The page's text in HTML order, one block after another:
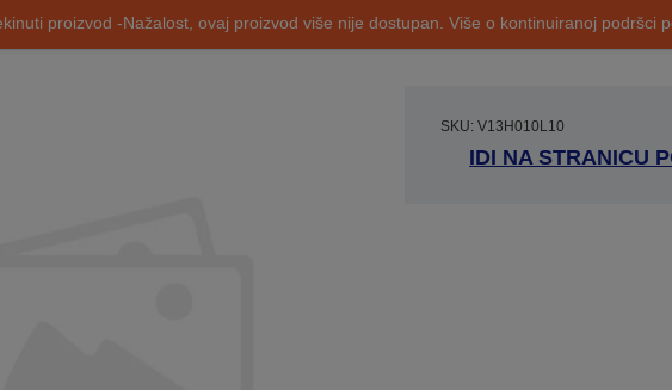
proizvod -Nažalost, ovaj proizvod više nije dostupan. Više o kontinuiranoj podršci
SKU: V13H010L10
IDI NA STRANICU